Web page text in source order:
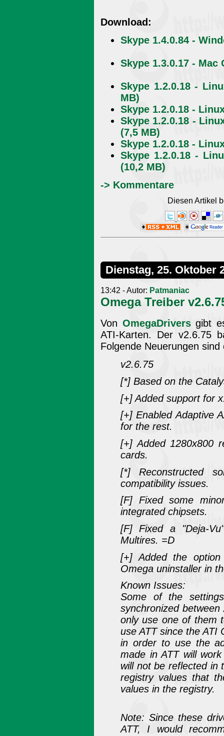
Download:
Skype 1.4.0.84 -
Skype 1.3.0.17 - Mac
Skype 1.2.0.18 -
MB)
Skype 1.2.0.18 -
Skype 1.2.0.18 -
(7,5 MB)
Skype 1.2.0.18 -
Skype 1.2.0.18 -
(10,2 MB)
-> Kommentare
Diesen Artikel
Dienstag, 25. Oktober
13:42 - Autor: Patmaniac
Omega Treiber
Von OmegaDriversgibt
ATI-Karten. Der v2.6.75
Folgende Neuerungen sind
v2.6.75
[*] Based on the
[+] Added support for
[+] Enabled Adaptive
for the rest.
[+] Added 1280x800
cards.
[*] Reconstructed
compatibility issues.
[F] Fixed some
integrated chipsets.
[F] Fixed a "Deja-
Multires. =D
[+] Added the
Omega uninstaller in
Known Issues:
Some of the
synchronized
only use one of them
use ATT since the ATI
in order to use the
made in ATT will
will not be reflected in
registry values that
values in the registry.
Note: Since these
ATT, I would